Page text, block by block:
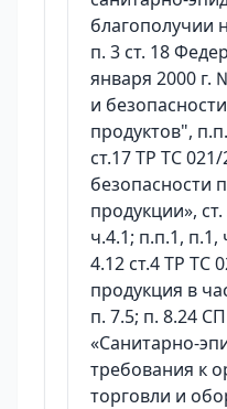
благополучии
п. 3 ст. 18
января 2000 г.
и
продуктов",
ст.17 ТР ТС
безопасности
продукции»,
ч.4.1; п.п.1, п.1,
4.12 ст.4 ТР ТС
продукция в
п. 7.5; п. 8.24
«Санитарно-
требования к
торговли и